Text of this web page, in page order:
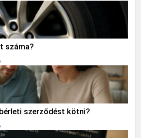
száma?
szerződést kötni?